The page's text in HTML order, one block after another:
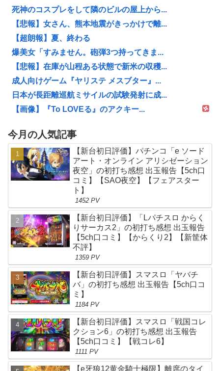
死神のコスプレをして隣のビルの屋上から...
【悲報】女さん、熊本地震がきっかけで離...
【超朗報】夏、終わる
爆美女「すみません。砲弾3つ持ってきま...
【悲報】在庫が山程ある状態で新米の収穫...
成人向けゲーム『ヤリステ メスブター』...
日本が長距離巡航ミサイルの試験発射に成...
【画像】『To LOVEる』のアクキー...
今月の人気記事
【新台初日評価】パチンコ「e ソード
アート・オンライン アリシゼーション
夜空」の初打ち感想 出玉報告【5ch口
コミ】【SAO夜空】【フェアスター
ト】
1452 PV
【新台初日評価】「Lパチスロ からく
りサーカス2」の初打ち感想 出玉報告
【5ch口コミ】【からくり2】【新筐体
不評】
1359 PV
【新台初日評価】スマスロ「ヤバチ
バ」の初打ち感想 出玉報告【5ch口コ
ミ】
1184 PV
【新台初日評価】スマスロ「戦国コレ
クション6」の初打ち感想 出玉報告
【5ch口コミ】【戦コレ6】
1111 PV
【e牙狼12黄金騎士極限】離席のタイ